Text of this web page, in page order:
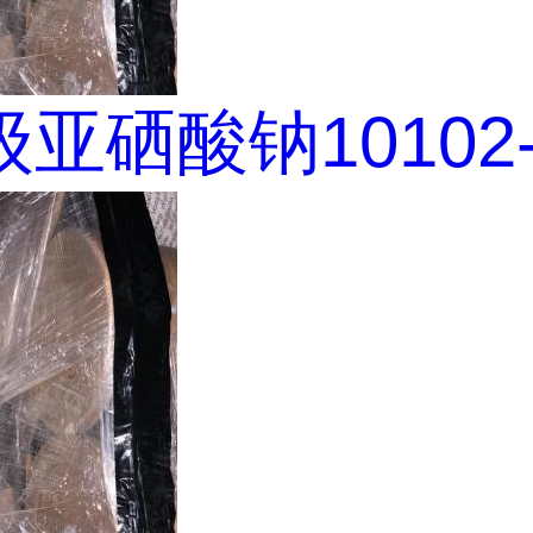
亚硒酸钠